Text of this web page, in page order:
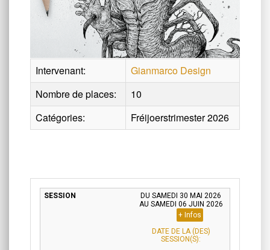
Intervenant:
Gianmarco Design
Nombre de places:
10
Catégories:
Fréijoerstrimester 2026
DU SAMEDI 30 MAI 2026
AU SAMEDI 06 JUIN 2026
+ Infos
DATE DE LA (DES)
SESSION(S):